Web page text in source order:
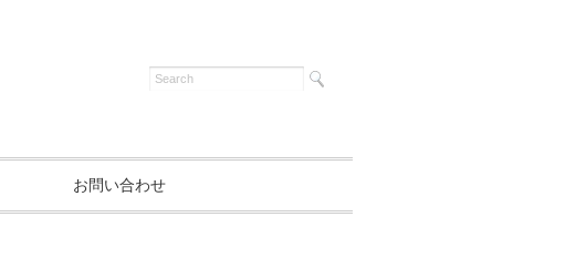
お問い合わせ